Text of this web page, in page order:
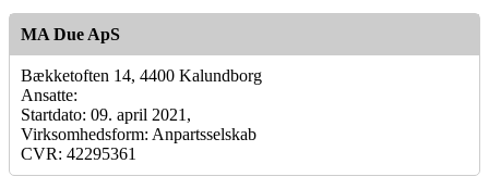
MA Due ApS
Bækketoften 14, 4400 Kalundborg
Ansatte:
Startdato: 09. april 2021,
Virksomhedsform: Anpartsselskab
CVR: 42295361